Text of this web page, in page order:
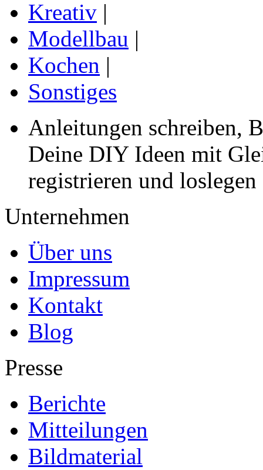
Kreativ |
Modellbau |
Kochen |
Sonstiges
Anleitungen schreiben,
Deine DIY Ideen mit
registrieren und loslegen
Unternehmen
Über uns
Impressum
Kontakt
Blog
Presse
Berichte
Mitteilungen
Bildmaterial